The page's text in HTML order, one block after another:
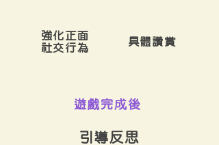
遊戲完成後
具體讚賞
強化正面
社交行為
引導反思